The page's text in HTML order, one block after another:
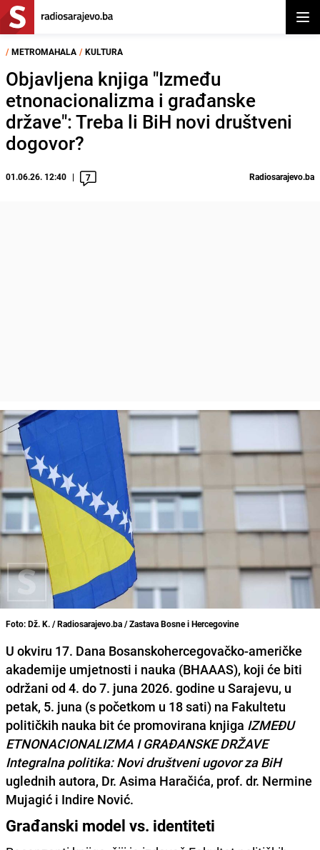
/ METROMAHALA / KULTURA
Objavljena knjiga "Između
etnonacionalizma i građanske
države": Treba li BiH novi društveni
dogovor?
01.06.26. 12:40 7 Radiosarajevo.ba
Foto: Dž. K. / Radiosarajevo.ba / Zastava Bosne i Hercegovine
U okviru 17. Dana Bosanskohercegovačko-američke
akademije umjetnosti i nauka (BHAAAS), koji će biti
održani od 4. do 7. juna 2026. godine u Sarajevu, u
petak, 5. juna (s početkom u 18 sati) na Fakultetu
političkih nauka bit će promovirana knjiga IZMEĐU
ETNONACIONALIZMA I GRAĐANSKE DRŽAVE
Integralna politika: Novi društveni ugovor za BiH
uglednih autora, Dr. Asima Haračića, prof. dr. Nermine
Mujagić i Indire Nović.
Građanski model vs. identiteti